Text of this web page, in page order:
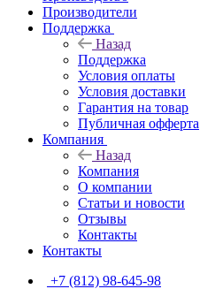
Производители
Поддержка
Назад
Поддержка
Условия оплаты
Условия доставки
Гарантия на товар
Публичная офферта
Компания
Назад
Компания
О компании
Статьи и новости
Отзывы
Контакты
Контакты
+7 (812) 98-645-98